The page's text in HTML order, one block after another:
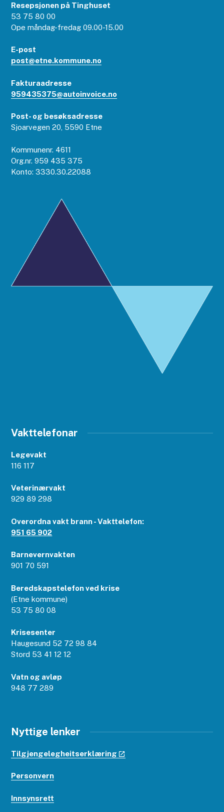
Resepsjonen på Tinghuset
53 75 80 00
Ope måndag-fredag 09.00-15.00
E-post
post@etne.kommune.no
Fakturaadresse
959435375@autoinvoice.no
Post- og besøksadresse
Sjoarvegen 20, 5590 Etne
Kommunenr. 4611
Org.nr. 959 435 375
Konto: 3330.30.22088
Vakttelefonar
Legevakt
116 117
Veterinærvakt
929 89 298
Overordna vakt brann - Vakttelefon:
951 65 902
Barnevernvakten
901 70 591
Beredskapstelefon ved krise
(Etne kommune)
53 75 80 08
Krisesenter
Haugesund 52 72 98 84
Stord 53 41 12 12
Vatn og avløp
948 77 289
Nyttige lenker
Tilgjengelegheitserklæring
Personvern
Innsynsrett